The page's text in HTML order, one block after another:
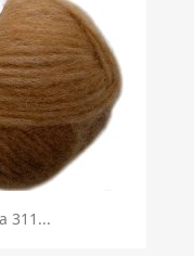
311...